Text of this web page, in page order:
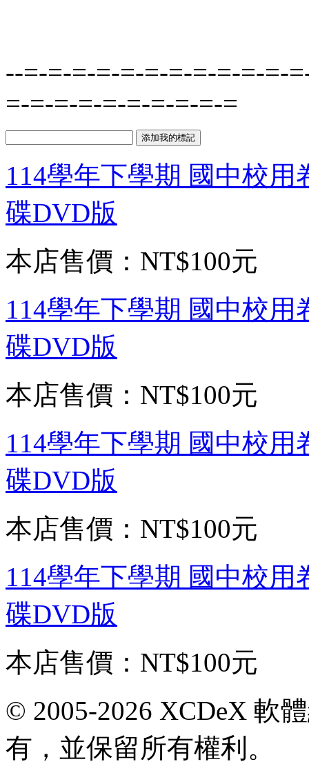
--=-=-=-=-=-=-=-=-=-=-=-
=-=-=-=-=-=-=-=-=-=
114學年下學期 國中校
碟DVD版
本店售價： NT$100元
114學年下學期 國中校
碟DVD版
本店售價： NT$100元
114學年下學期 國中校
碟DVD版
本店售價： NT$100元
114學年下學期 國中校
碟DVD版
本店售價： NT$100元
© 2005-2026 XCDeX 軟
有，並保留所有權利。